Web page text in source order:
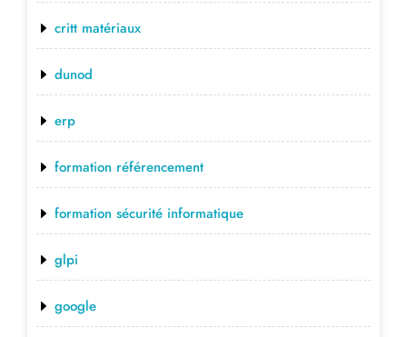
critt matériaux
dunod
erp
formation référencement
formation sécurité informatique
glpi
google